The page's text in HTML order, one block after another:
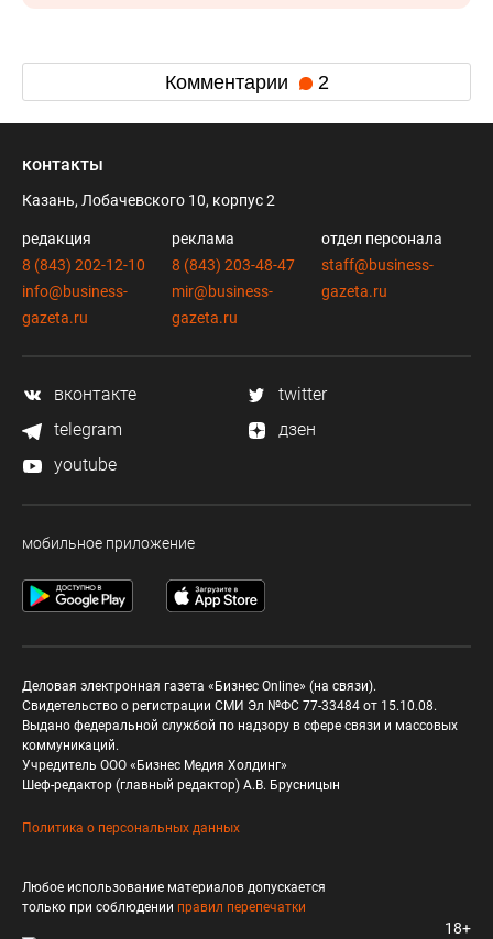
Комментарии 2
контакты
Казань, Лобачевского 10, корпус 2
редакция
8 (843) 202-12-10
info@business-
gazeta.ru
реклама
8 (843) 203-48-47
mir@business-
gazeta.ru
отдел персонала
staff@business-
gazeta.ru
вконтакте
twitter
telegram
дзен
youtube
мобильное приложение
Деловая электронная газета «Бизнес Online» (на связи).
Свидетельство о регистрации СМИ Эл №ФС 77-33484 от 15.10.08.
Выдано федеральной службой по надзору в сфере связи и массовых
коммуникаций.
Учредитель ООО «Бизнес Медия Холдинг»
Шеф-редактор (главный редактор) А.В. Брусницын
Политика о персональных данных
Любое использование материалов допускается
только при соблюдении правил перепечатки
18+